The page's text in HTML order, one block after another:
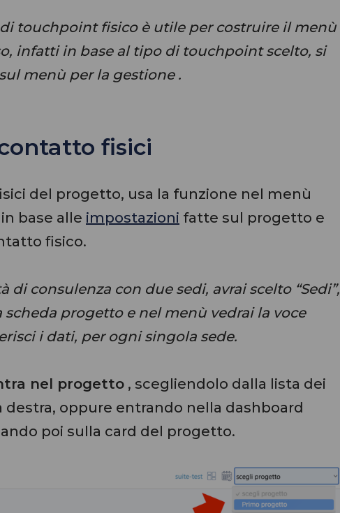
touchpoint fisico è utile per costruire il menù
infatti in base al tipo di touchpoint scelto, si
menù per la gestione .
fisici
del progetto, usa la funzione nel menù
in base alle impostazioni fatte sul progetto e
fisico.
di consulenza con due sedi, avrai scelto “Sedi”,
progetto e nel menù vedrai la voce
i dati, per ogni singola sede.
nel progetto , scegliendolo dalla lista dei
oppure entrando nella dashboard
poi sulla card del progetto.